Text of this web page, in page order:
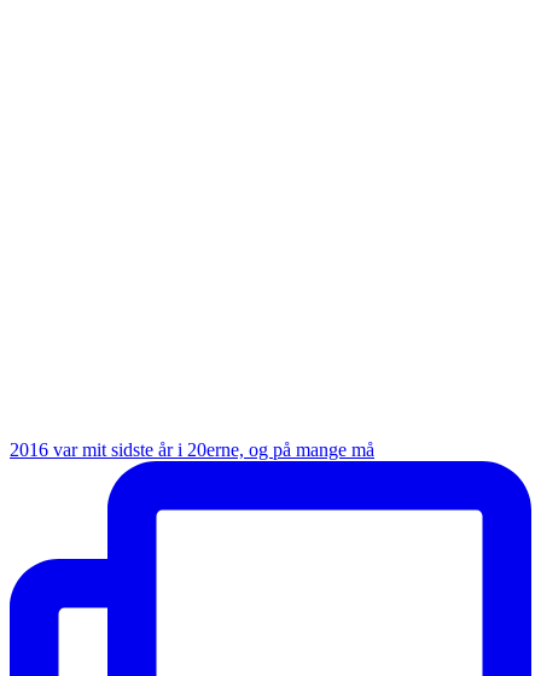
2016 var mit sidste år i 20erne, og på mange må